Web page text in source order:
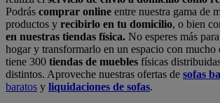
Podrás comprar online entre nuestra gama de
productos y recibirlo en tu domicilio, o bien
en nuestras tiendas física. No esperes más
hogar y transformarlo en un espacio con mucho
tiene 300 tiendas de muebles físicas
distintos. Aproveche nuestras ofertas de sofas
baratos y liquidaciones de sofas.